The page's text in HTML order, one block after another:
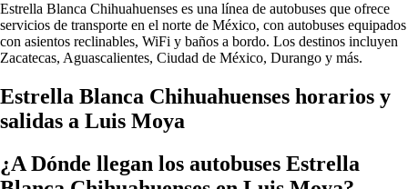
Estrella Blanca Chihuahuenses es una línea de autobuses que ofrece
servicios de transporte en el norte de México, con autobuses equipados
con asientos reclinables, WiFi y baños a bordo. Los destinos incluyen
Zacatecas, Aguascalientes, Ciudad de México, Durango y más.
Estrella Blanca Chihuahuenses horarios y
salidas a Luis Moya
¿A Dónde llegan los autobuses Estrella